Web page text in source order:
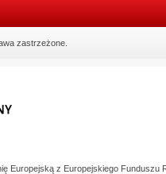
zastrzeżone.
Europejską z Europejskiego